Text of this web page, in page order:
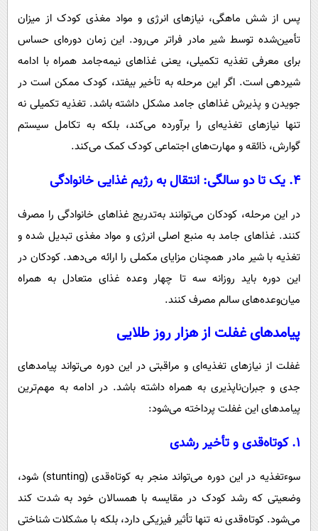
پس از شش ماهگی، نیازهای انرژی و مواد مغذی کودک از میزان
تأمین‌شده توسط شیر مادر فراتر می‌رود. این زمان دوره‌ای حساس
برای معرفی تغذیه تکمیلی، یعنی غذاهای نیمه‌جامد همراه با ادامه
شیردهی است. اگر این مرحله به تأخیر بیفتد، کودک ممکن است در
جویدن و پذیرش غذاهای جامد مشکل داشته باشد. تغذیه تکمیلی نه
تنها نیازهای تغذیه‌ای را برآورده می‌کند، بلکه به تکامل سیستم
گوارش، ذائقه و مهارت‌های اجتماعی کودک کمک می‌کند.
۴. یک تا دو سالگی: انتقال به رژیم غذایی خانوادگی
در این مرحله، کودکان می‌توانند به‌تدریج غذاهای خانوادگی را مصرف
کنند. غذاهای جامد به منبع اصلی انرژی و مواد مغذی تبدیل شده و
تغذیه با شیر مادر همچنان مزایای مکملی را ارائه می‌دهد. کودکان در
این دوره باید روزانه سه تا چهار وعده غذای متعادل به همراه
میان‌وعده‌های سالم مصرف کنند.
پیامدهای غفلت از هزار روز طلایی
غفلت از نیازهای تغذیه‌ای و مراقبتی در این دوره می‌تواند پیامدهای
جدی و جبران‌ناپذیری به همراه داشته باشد. در ادامه به مهم‌ترین
پیامدهای این غفلت پرداخته می‌شود:
۱. کوتاه‌قدی و تأخیر رشدی
سوءتغذیه در این دوره می‌تواند منجر به کوتاه‌قدی (stunting) شود،
وضعیتی که رشد کودک در مقایسه با همسالان خود به شدت کند
می‌شود. کوتاه‌قدی نه تنها تأثیر فیزیکی دارد، بلکه با مشکلات شناختی